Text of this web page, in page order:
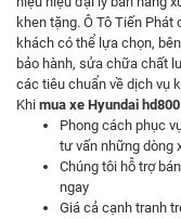
khen tặng. Ô Tô Tiến
khách có thể lựa chọn,
bảo hành, sửa chữa chất
các tiêu chuẩn về dịch vụ
Khi mua xe Hyundai hd800
Phong cách phục
tư vấn những dòng
Chúng tôi hỗ trợ
ngay
Giá cả cạnh tranh